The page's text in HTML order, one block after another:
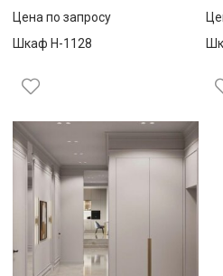
Цена по запросу
Шкаф Н-1128